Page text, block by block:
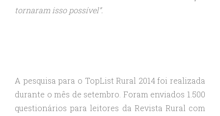
tornaram isso possível”.
A pesquisa para o TopList Rural 2014 foi realizada
durante o mês de setembro. Foram enviados 1.500
questionários para leitores da Revista Rural com